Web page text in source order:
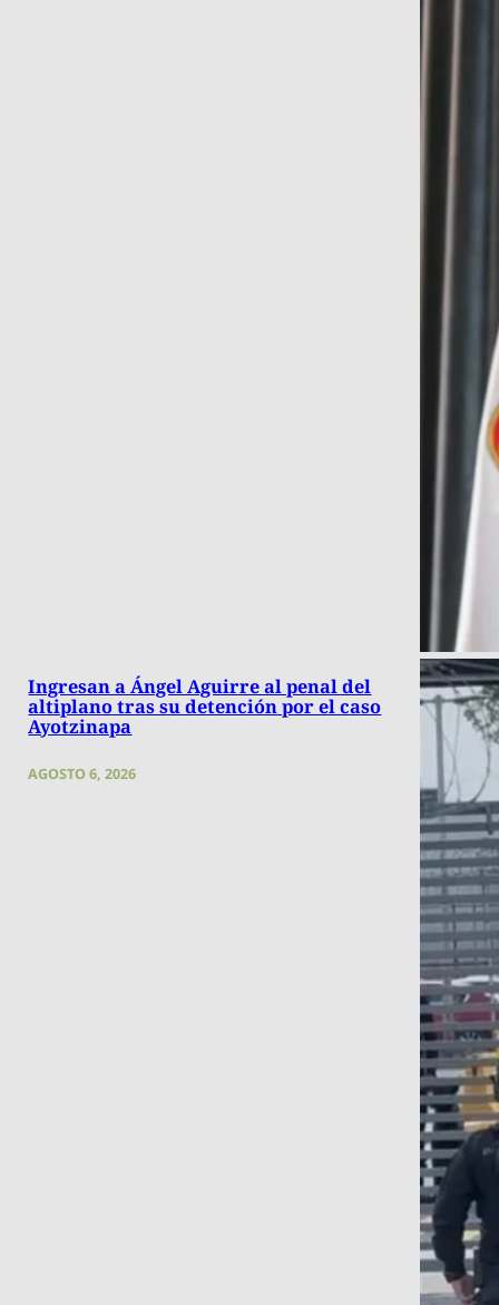
Ingresan a Ángel Aguirre al penal del
altiplano tras su detención por el caso
Ayotzinapa
AGOSTO 6, 2026